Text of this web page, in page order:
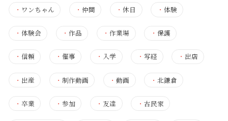
・ ワンちゃん ・仲間 ・休日 ・ 体験
・ 体験会 ・作品 ・作業場 ・ 保護
・ 信頼 ・催事 ・ 入学 ・ 写経 ・ 出店
・ 出産 ・制作動画 ・動画 ・ 北鎌倉
・ 卒業 ・参加 ・友達 ・ 古民家